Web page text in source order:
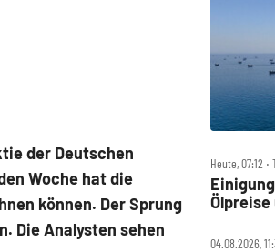
der Deutschen
Woche hat die
können. Der Sprung
Die Analysten sehen
Heute, 07:12
04.08.2026,